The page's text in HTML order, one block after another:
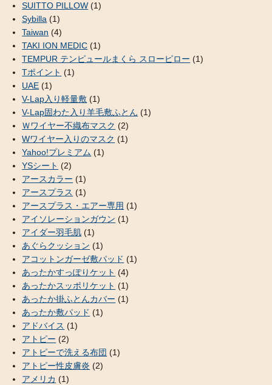
SUITTO PILLOW (1)
Sybilla (1)
Taiwan (4)
TAKI ION MEDIC (1)
TEMPUR テンピュールまくら スローピロー (1)
Tポイント (1)
UAE (1)
V-Lap入り軽量敷 (1)
V-Lap固わた入り羊毛敷ふとん (1)
Ｗワイヤー不織布マスク (2)
Wワイヤー入りのマスク (1)
Yahoo!プレミアム (1)
YSシート (2)
アースカラー (1)
アースプラス (1)
アースプラス・エアー専用 (1)
アイソレーションガウン (1)
アイダー羽毛肌 (1)
あぐらクッション (1)
アコットンガーゼ敷パッド (1)
あったかすっぽりケット (4)
あったかスッポリケット (1)
あったか掛ふとんカバー (1)
あったか敷パッド (1)
アドバイス (1)
アトピー (2)
アトピーで洗える布団 (1)
アトピー性皮膚炎 (2)
アメリカ (1)